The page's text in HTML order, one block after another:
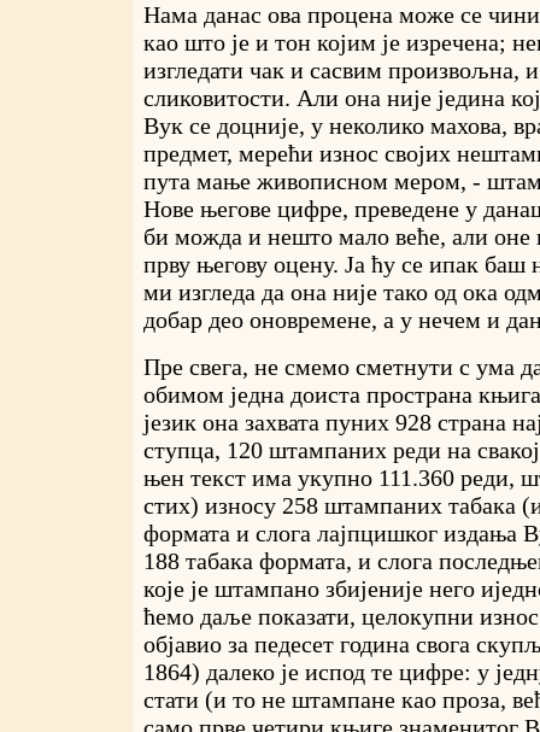
Нама данас ова процена може се
као што је и тон којим је изречена;
изгледати чак и сасвим произвољна,
сликовитости. Али она није једина
Вук се доцније, у неколико махова,
предмет, мерећи износ својих
пута мање живописном мером, -
Нове његове цифре, преведене у
би можда и нешто мало веће, али оне
прву његову оцену. Ја ћу се ипак баш
ми изгледа да она није тако од ока
добар део оновремене, а у нечем и
Пре свега, не смемо сметнути с ума
обимом једна доиста пространа
језик она захвата пуних 928 страна
ступца, 120 штампаних реди на
њен текст има укупно 111.360 реди,
стих) износу 258 штампаних табака
формата и слога лајпцишког издања
188 табака формата, и слога
које је штампано збијеније него
ћемо даље показати, целокупни
објавио за педесет година свога
1864) далеко је испод те цифре: у
стати (и то не штампане као проза,